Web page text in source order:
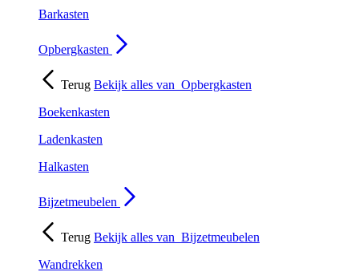
Barkasten
Opbergkasten
Terug Bekijk alles van Opbergkasten
Boekenkasten
Ladenkasten
Halkasten
Bijzetmeubelen
Terug Bekijk alles van Bijzetmeubelen
Wandrekken